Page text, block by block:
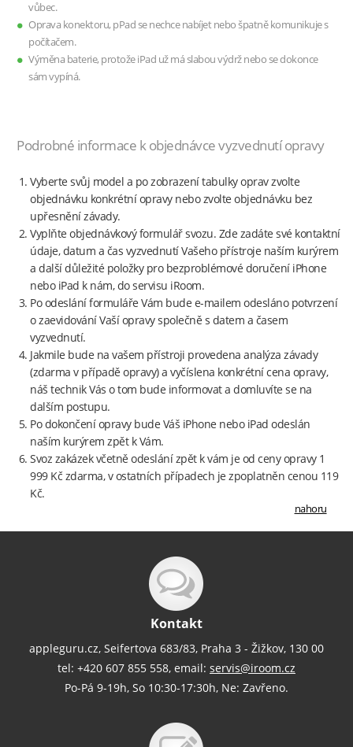
vůbec.
Oprava konektoru, pPad se nechce nabíjet nebo špatně komunikuje s
počítačem.
Výměna baterie, protože iPad už má slabou výdrž nebo se dokonce
sám vypíná.
Podrobné informace k objednávce vyzvednutí opravy
Vyberte svůj model a po zobrazení tabulky oprav zvolte
objednávku konkrétní opravy nebo zvolte objednávku bez
upřesnění závady.
Vyplňte objednávkový formulář svozu. Zde zadáte své kontaktní
údaje, datum a čas vyzvednutí Vašeho přístroje naším kurýrem
a další důležité položky pro bezproblémové doručení iPhone
nebo iPad k nám, do servisu iRoom.
Po odeslání formuláře Vám bude e-mailem odesláno potvrzení
o zaevidování Vaší opravy společně s datem a časem
vyzvednutí.
Jakmile bude na vašem přístroji provedena analýza závady
(zdarma v případě opravy) a vyčíslena konkrétní cena opravy,
náš technik Vás o tom bude informovat a domluvíte se na
dalším postupu.
Po dokončení opravy bude Váš iPhone nebo iPad odeslán
naším kurýrem zpět k Vám.
Svoz zakázek včetně odeslání zpět k vám je od ceny opravy 1
999 Kč zdarma, v ostatních případech je zpoplatněn cenou 119
Kč.
nahoru
Kontakt
appleguru.cz, Seifertova 683/83, Praha 3 - Žižkov, 130 00
tel: +420 607 855 558, email: servis@iroom.cz
Po-Pá 9-19h, So 10:30-17:30h, Ne: Zavřeno.